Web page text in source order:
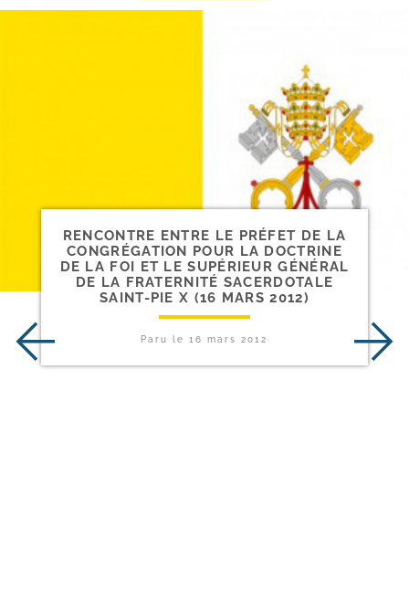
RENCONTRE ENTRE LE PRÉFET DE LA
CONGRÉGATION POUR LA DOCTRINE
DE LA FOI ET LE SUPÉRIEUR GÉNÉRAL
DE LA FRATERNITÉ SACERDOTALE
SAINT-​PIE X (16 MARS 2012)
Paru le16 mars 2012